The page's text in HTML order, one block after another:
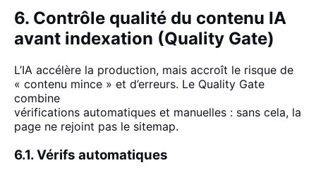
6. Contrôle qualité du contenu IA
avant indexation (Quality Gate)
L’IA accélère la production, mais accroît le risque de
« contenu mince » et d’erreurs. Le Quality Gate
combine
vérifications automatiques et manuelles : sans cela, la
page ne rejoint pas le sitemap.
6.1. Vérifs automatiques